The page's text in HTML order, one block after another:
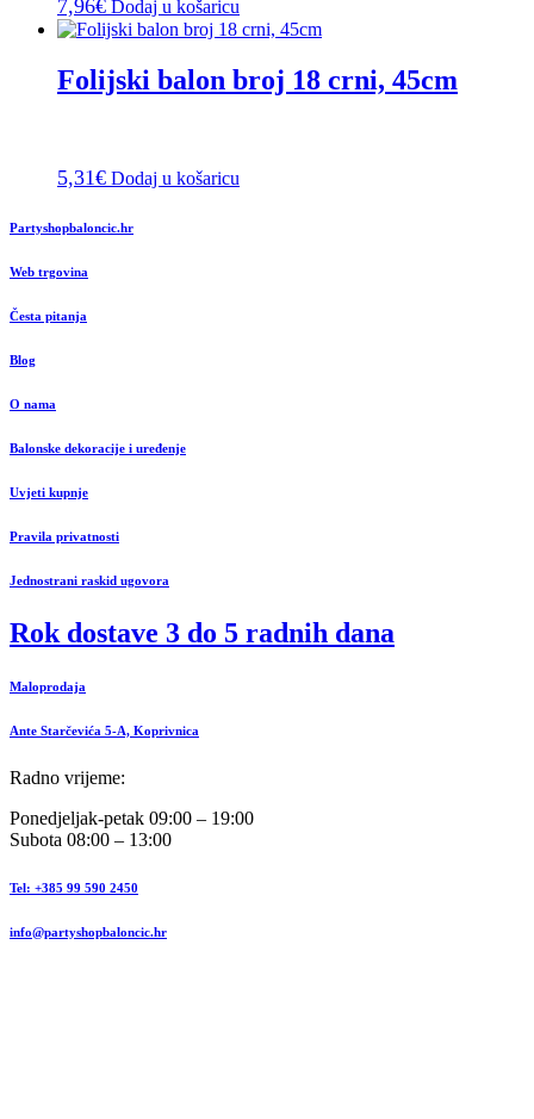
7,96€ Dodaj u košaricu
Folijski balon broj 18 crni, 45cm
5,31€ Dodaj u košaricu
Partyshopbaloncic.hr
Web trgovina
Česta pitanja
Blog
O nama
Balonske dekoracije i uređenje
Uvjeti kupnje
Pravila privatnosti
Jednostrani raskid ugovora
Rok dostave 3 do 5 radnih dana
Maloprodaja
Ante Starčevića 5-A, Koprivnica
Radno vrijeme:
Ponedjeljak-petak 09:00 – 19:00
Subota 08:00 – 13:00
Tel: +385 99 590 2450
info@partyshopbaloncic.hr